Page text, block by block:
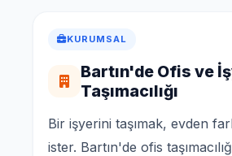
KURUMSAL
Bartın'de Ofis ve
Taşımacılığı
Bir işyerini taşımak, evden
ister. Bartın'de ofis